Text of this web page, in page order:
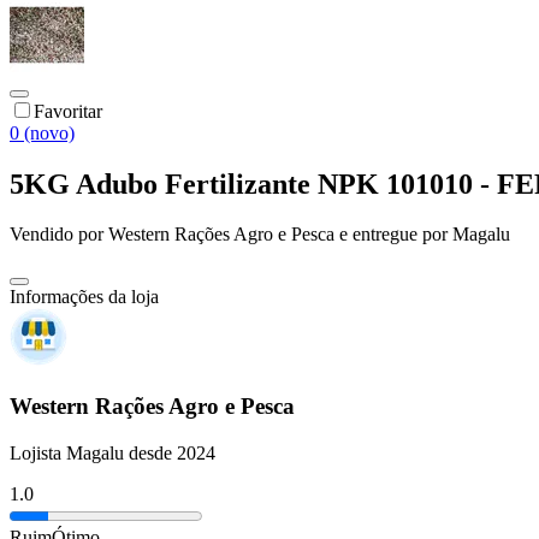
Favoritar
0 (novo)
5KG Adubo Fertilizante NPK 101010 -
Vendido porWestern Rações Agro e Pesca e entregue por Magalu
Informações da loja
Western Rações Agro e Pesca
Lojista Magalu desde 2024
1.0